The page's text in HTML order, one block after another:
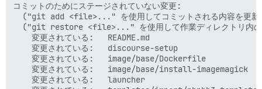
コミットのためにステージされていない変更:
("git add <file>..." を使用してコミットされる内容を更新
("git restore <file>..." を使用して作業ディレクトリ内